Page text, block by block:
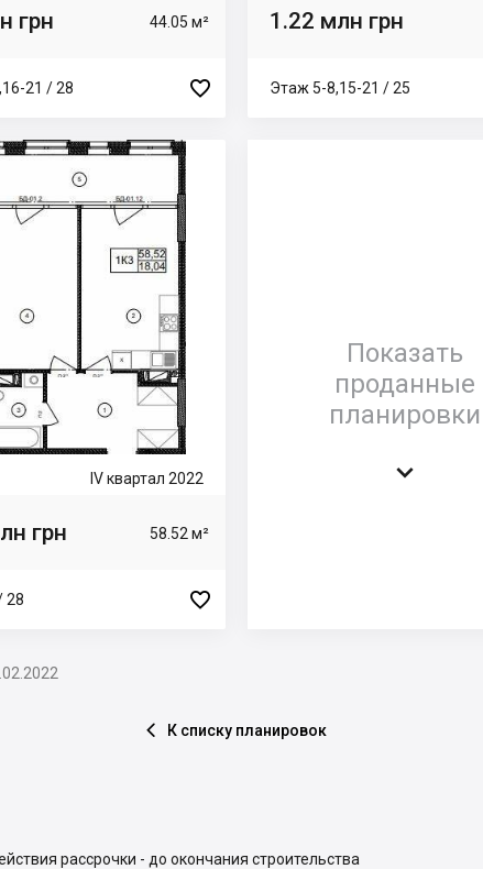
грн 44.05 м²
21 / 28 
1.22 млн грн
Этаж 5-8,15-21 / 25
IV квартал 2022
грн 58.52 м²
28 
Показать
проданные
планировки

 К списку планировок
рассрочки - до окончания строительства